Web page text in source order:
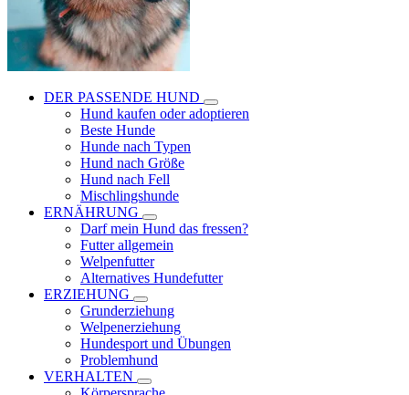
DER PASSENDE HUND
Hund kaufen oder adoptieren
Beste Hunde
Hunde nach Typen
Hund nach Größe
Hund nach Fell
Mischlingshunde
ERNÄHRUNG
Darf mein Hund das fressen?
Futter allgemein
Welpenfutter
Alternatives Hundefutter
ERZIEHUNG
Grunderziehung
Welpenerziehung
Hundesport und Übungen
Problemhund
VERHALTEN